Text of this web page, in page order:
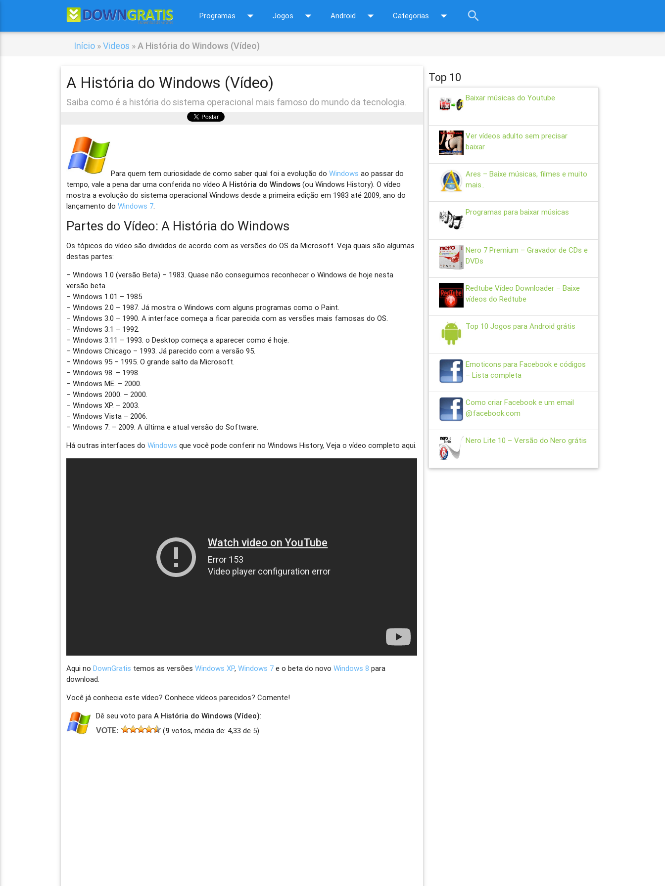
Programas arrow_drop_down Jogos arrow_drop_down Android arrow_drop_down Categorias arrow_drop_down search
Início »Videos »A História do Windows (Vídeo)
A História do Windows (Vídeo)
Saiba como é a história do sistema operacional mais famoso do mundo da tecnologia.
Para quem tem curiosidade de como saber qual foi a evolução doWindows ao passar do
tempo, vale a pena dar uma conferida no vídeoA História do Windows (ou Windows History). O vídeo
mostra a evolução do sistema operacional Windows desde a primeira edição em 1983 até 2009, ano do
lançamento doWindows 7.
Partes do Vídeo: A História do Windows
Os tópicos do vídeo são divididos de acordo com as versões do OS da Microsoft. Veja quais são algumas
destas partes:
– Windows 1.0 (versão Beta) – 1983. Quase não conseguimos reconhecer o Windows de hoje nesta
versão beta.
– Windows 1.01 – 1985
– Windows 2.0 – 1987. Já mostra o Windows com alguns programas como o Paint.
– Windows 3.0 – 1990. A interface começa a ficar parecida com as versões mais famosas do OS.
– Windows 3.1 – 1992.
– Windows 3.11 – 1993. o Desktop começa a aparecer como é hoje.
– Windows Chicago – 1993. Já parecido com a versão 95.
– Windows 95 – 1995. O grande salto da Microsoft.
– Windows 98. – 1998.
– Windows ME. – 2000.
– Windows 2000. – 2000.
– Windows XP. – 2003.
– Windows Vista – 2006.
– Windows 7. – 2009. A última e atual versão do Software.
Há outras interfaces doWindows que você pode conferir no Windows History, Veja o vídeo completo aqui.
Aqui noDownGratis temos as versõesWindows XP,Windows 7 e o beta do novoWindows 8 para
download.
Você já conhecia este vídeo? Conhece vídeos parecidos? Comente!
Dê seu voto paraA História do Windows (Vídeo):
VOTE:
(9 votos, média de: 4,33 de 5)
Top 10
Baixar músicas do Youtube
Ver vídeos adulto sem precisar
baixar
Ares – Baixe músicas, filmes e muito
mais..
Programas para baixar músicas
Nero 7 Premium – Gravador de CDs e
DVDs
Redtube Vídeo Downloader – Baixe
vídeos do Redtube
Top 10 Jogos para Android grátis
Emoticons para Facebook e códigos
– Lista completa
Como criar Facebook e um email
@facebook.com
Nero Lite 10 – Versão do Nero grátis